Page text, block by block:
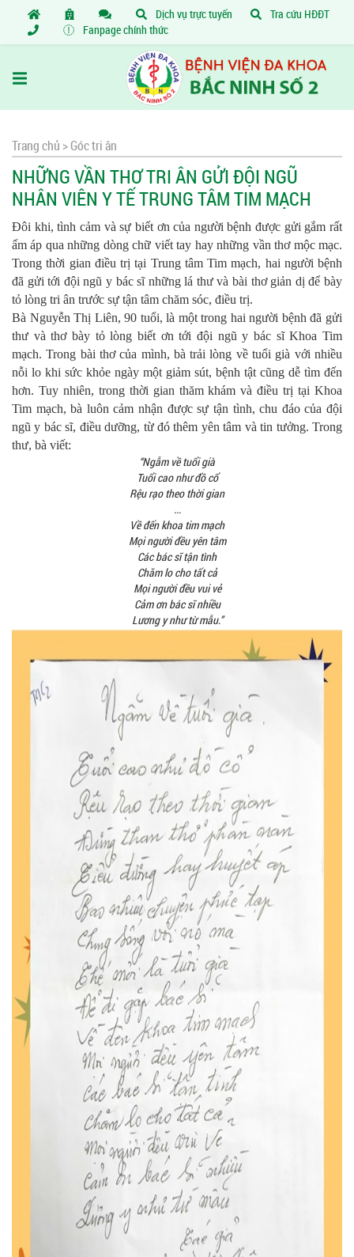
Dịch vụ trực tuyến
Tra cứu HĐĐT
Fanpage chính thức
Trang chủ >Góc tri ân
NHỮNG VẦN THƠ TRI ÂN GỬI ĐỘI NGŨ
NHÂN VIÊN Y TẾ TRUNG TÂM TIM MẠCH
Đôi khi, tình cảm và sự biết ơn của người bệnh được gửi gắm rất
ấm áp qua những dòng chữ viết tay hay những vần thơ mộc mạc.
Trong thời gian điều trị tại Trung tâm Tim mạch, hai người bệnh
đã gửi tới đội ngũ y bác sĩ những lá thư và bài thơ giản dị để bày
tỏ lòng tri ân trước sự tận tâm chăm sóc, điều trị.
Bà Nguyễn Thị Liên, 90 tuổi, là một trong hai người bệnh đã gửi
thư và thơ bày tỏ lòng biết ơn tới đội ngũ y bác sĩ Khoa Tim
mạch. Trong bài thơ của mình, bà trải lòng về tuổi già với nhiều
nỗi lo khi sức khỏe ngày một giảm sút, bệnh tật cũng dễ tìm đến
hơn. Tuy nhiên, trong thời gian thăm khám và điều trị tại Khoa
Tim mạch, bà luôn cảm nhận được sự tận tình, chu đáo của đội
ngũ y bác sĩ, điều dưỡng, từ đó thêm yên tâm và tin tưởng. Trong
thư, bà viết:
“Ngẫm về tuổi già
Tuổi cao như đồ cổ
Rệu rạo theo thời gian
...
Về đến khoa tim mạch
Mọi người đều yên tâm
Các bác sĩ tận tình
Chăm lo cho tất cả
Mọi người đều vui vẻ
Cảm ơn bác sĩ nhiều
Lương y như từ mẫu.”